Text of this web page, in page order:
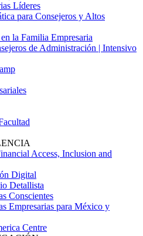
Líderes
para Consejeros y Altos
la Familia Empresaria
de Administración | Intensivo
Access, Inclusion and
Digital
Detallista
Conscientes
Empresarias para México y
Centre